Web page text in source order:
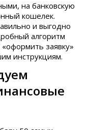
на банковскую
кошелек.
и выгодно
алгоритм
заявку»
инструкциям.